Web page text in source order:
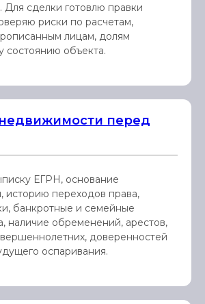
сделки готовлю правки
риски по расчетам,
лицам, долям
состоянию объекта.
перед
ЕГРН, основание
историю переходов права,
банкротные и семейные
наличие обременений, арестов,
доверенностей
оспаривания.